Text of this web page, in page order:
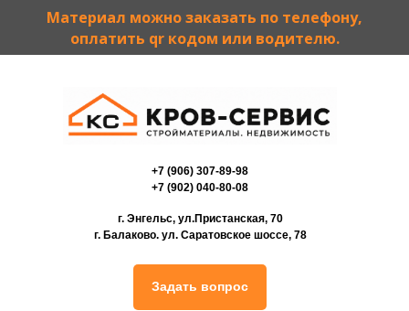
Материал можно заказать по телефону,
оплатить qr кодом или водителю.
+7 (906) 307-89-98
+7 (902) 040-80-08
г. Энгельс, ул.Пристанская, 70
г. Балаково. ул. Саратовское шоссе, 78
Задать вопрос